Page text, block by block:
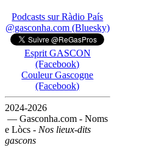
Podcasts sur Ràdio País
@gasconha.com (Bluesky)
Esprit GASCON
(Facebook)
Couleur Gascogne
(Facebook)
2024-2026
— Gasconha.com - Noms
e Lòcs - Nos lieux-dits
gascons